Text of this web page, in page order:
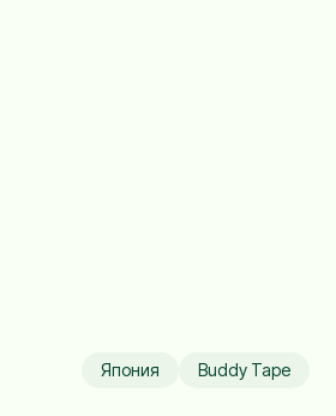
Япония Buddy Tape